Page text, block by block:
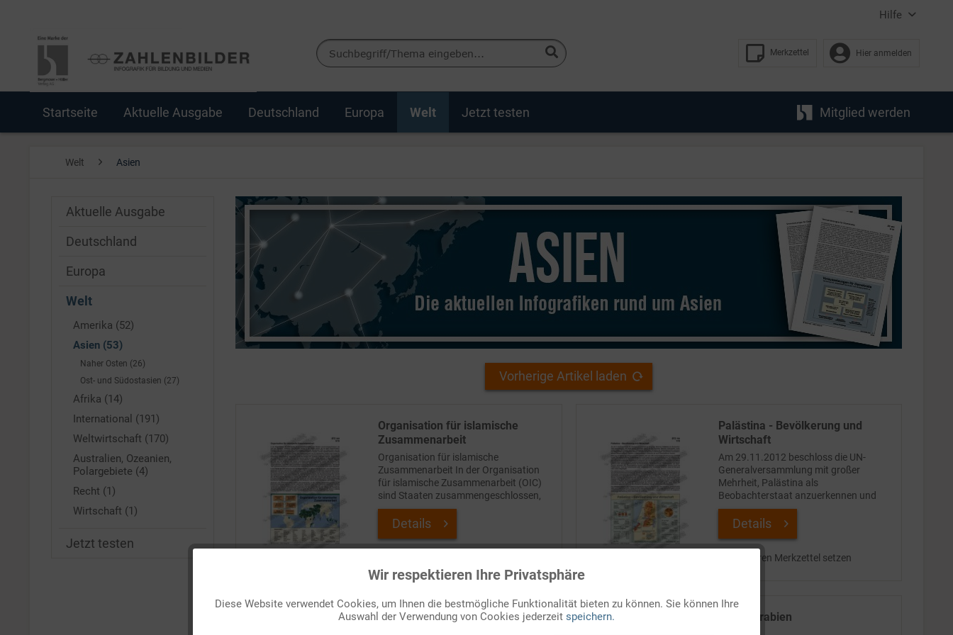
Hilfe
Merkzettel Hier anmelden
Startseite Aktuelle Ausgabe Deutschland Europa Welt Jetzt testen Mitglied werden
Welt Asien
Aktuelle Ausgabe
Deutschland
Europa
Welt
Amerika (52)
Asien (53)
Naher Osten (26)
Ost- und Südostasien (27)
Afrika (14)
International (191)
Weltwirtschaft (170)
Australien, Ozeanien,
Polargebiete (4)
Recht (1)
Wirtschaft (1)
Jetzt testen
Vorherige Artikel laden
Organisation für islamische
Zusammenarbeit
Organisation für islamische
Zusammenarbeit In der Organisation
für islamische Zusammenarbeit (OIC)
sind Staaten zusammengeschlossen,
die sich als „islamisch“ verstehen. Ihre
Wurzeln reichen in die 1960er zurück,
Details
Palästina - Bevölkerung und
Wirtschaft
Am 29.11.2012 beschloss die UN-
Generalversammlung mit großer
Mehrheit, Palästina als
Beobachterstaat anzuerkennen und
damit seinen bisherigen Status bei den
Vereinten Nationen aufzuwerten.
Palästina...
Details
Auf Ihren Merkzettel setzen
Regionalmacht Iran Saudi-Arabien
Wir respektieren Ihre Privatsphäre
Diese Website verwendet Cookies, um Ihnen die bestmögliche Funktionalität bieten zu können. Sie können Ihre
Auswahl der Verwendung von Cookies jederzeit speichern.